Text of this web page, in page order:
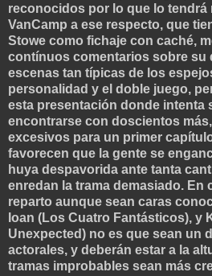
reconocidos por lo que lo tendrá
VanCamp a ese respecto, que
Stowe como fichaje con caché,
contínuos comentarios sobre su
escenas tan típicas de los
personalidad y el doble juego,
esta presentación donde intenta
encontrarse con doscientos
excesivos para un primer
favorecen que la gente se
huya despavorida ante tanta
enredan la trama demasiado. En
reparto aunque sean caras
Ioan (Los Cuatro Fantásticos), y
Unexpected) no es que sean un
actorales, y deberán estar a la
tramas improbables sean más